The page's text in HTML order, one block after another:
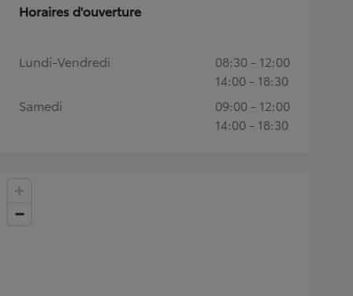
Horaires d'ouverture
Lundi-Vendredi
08:30 - 12:00
14:00 - 18:30
Samedi
09:00 - 12:00
14:00 - 18:30